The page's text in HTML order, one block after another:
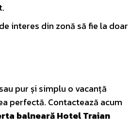
interes din zonă să fie la doar
sau pur și simplu o vacanță
perfectă. Contactează acum
balneară Hotel Traian